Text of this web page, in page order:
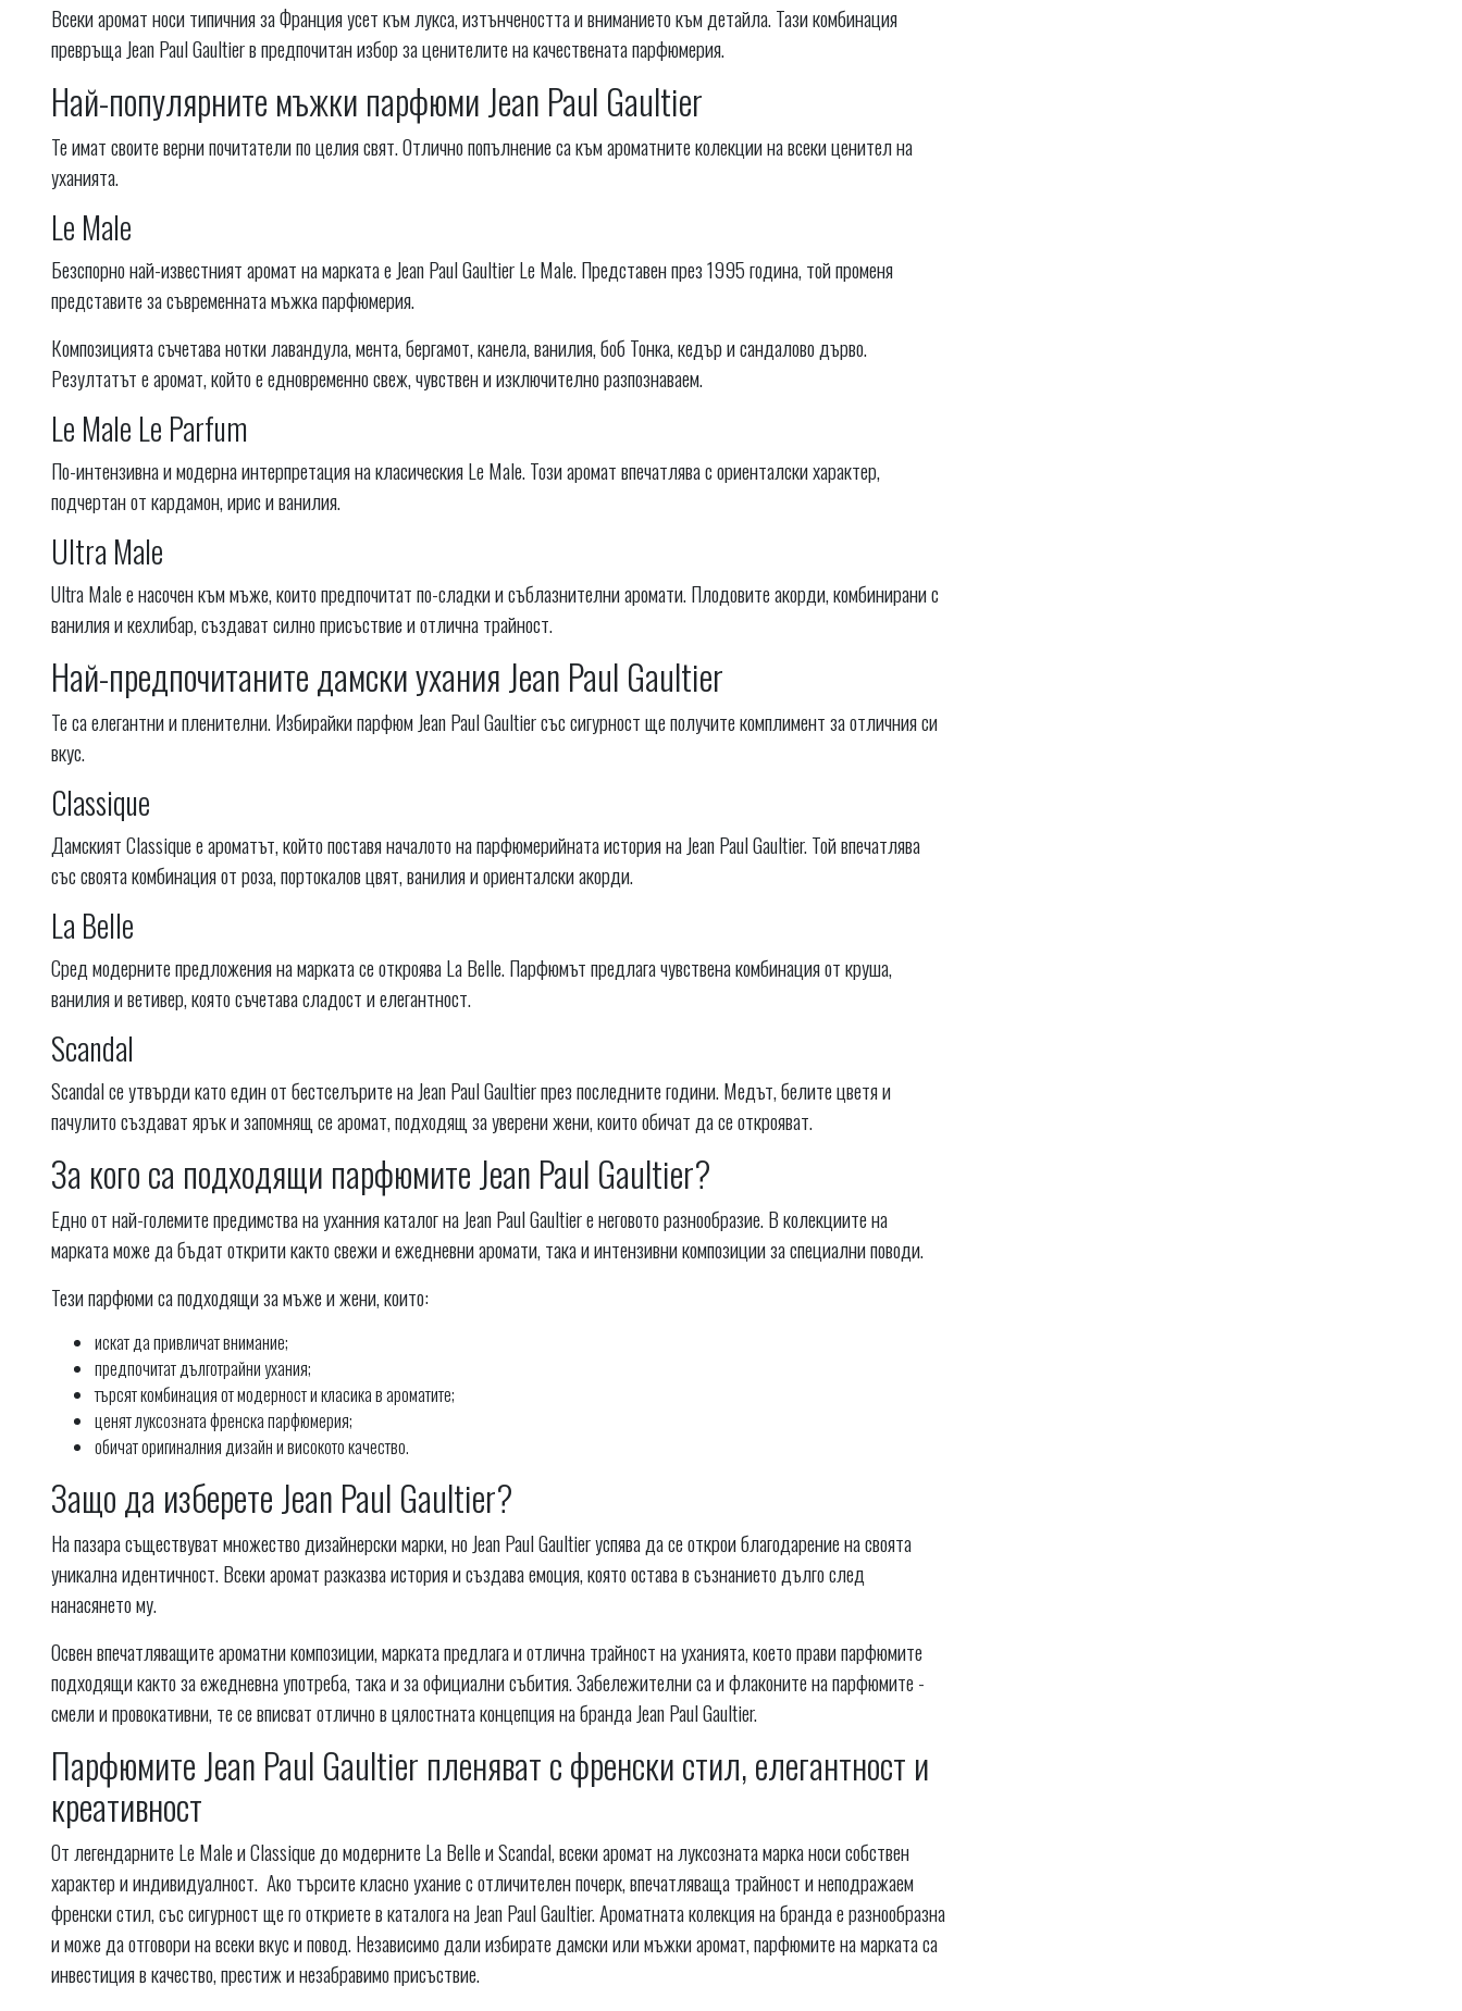
Всеки аромат носи типичния за Франция усет към лукса, изтънчеността и вниманието към детайла. Тази комбинация
превръща Jean Paul Gaultier в предпочитан избор за ценителите на качествената парфюмерия.
Най-популярните мъжки парфюми Jean Paul Gaultier
Те имат своите верни почитатели по целия свят. Отлично попълнение са към ароматните колекции на всеки ценител на
уханията.
Le Male
Безспорно най-известният аромат на марката е Jean Paul Gaultier Le Male. Представен през 1995 година, той променя
представите за съвременната мъжка парфюмерия.
Композицията съчетава нотки лавандула, мента, бергамот, канела, ванилия, боб Тонка, кедър и сандалово дърво.
Резултатът е аромат, който е едновременно свеж, чувствен и изключително разпознаваем.
Le Male Le Parfum
По-интензивна и модерна интерпретация на класическия Le Male. Този аромат впечатлява с ориенталски характер,
подчертан от кардамон, ирис и ванилия.
Ultra Male
Ultra Male е насочен към мъже, които предпочитат по-сладки и съблазнителни аромати. Плодовите акорди, комбинирани с
ванилия и кехлибар, създават силно присъствие и отлична трайност.
Най-предпочитаните дамски ухания Jean Paul Gaultier
Те са елегантни и пленителни. Избирайки парфюм Jean Paul Gaultier със сигурност ще получите комплимент за отличния си
вкус.
Classique
Дамският Classique е ароматът, който поставя началото на парфюмерийната история на Jean Paul Gaultier. Той впечатлява
със своята комбинация от роза, портокалов цвят, ванилия и ориенталски акорди.
La Belle
Сред модерните предложения на марката се откроява La Belle. Парфюмът предлага чувствена комбинация от круша,
ванилия и ветивер, която съчетава сладост и елегантност.
Scandal
Scandal се утвърди като един от бестселърите на Jean Paul Gaultier през последните години. Медът, белите цветя и
пачулито създават ярък и запомнящ се аромат, подходящ за уверени жени, които обичат да се открояват.
За кого са подходящи парфюмите Jean Paul Gaultier?
Едно от най-големите предимства на уханния каталог на Jean Paul Gaultier е неговото разнообразие. В колекциите на
марката може да бъдат открити както свежи и ежедневни аромати, така и интензивни композиции за специални поводи.
Тези парфюми са подходящи за мъже и жени, които:
искат да привличат внимание;
предпочитат дълготрайни ухания;
търсят комбинация от модерност и класика в ароматите;
ценят луксозната френска парфюмерия;
обичат оригиналния дизайн и високото качество.
Защо да изберете Jean Paul Gaultier?
На пазара съществуват множество дизайнерски марки, но Jean Paul Gaultier успява да се открои благодарение на своята
уникална идентичност. Всеки аромат разказва история и създава емоция, която остава в съзнанието дълго след
нанасянето му.
Освен впечатляващите ароматни композиции, марката предлага и отлична трайност на уханията, което прави парфюмите
подходящи както за ежедневна употреба, така и за официални събития. Забележителни са и флаконите на парфюмите -
смели и провокативни, те се вписват отлично в цялостната концепция на бранда Jean Paul Gaultier.
Парфюмите Jean Paul Gaultier пленяват с френски стил, елегантност и
креативност
От легендарните Le Male и Classique до модерните La Belle и Scandal, всеки аромат на луксозната марка носи собствен
характер и индивидуалност. Ако търсите класно ухание с отличителен почерк, впечатляваща трайност и неподражаем
френски стил, със сигурност ще го откриете в каталога на Jean Paul Gaultier. Ароматната колекция на бранда е разнообразна
и може да отговори на всеки вкус и повод. Независимо дали избирате дамски или мъжки аромат, парфюмите на марката са
инвестиция в качество, престиж и незабравимо присъствие.